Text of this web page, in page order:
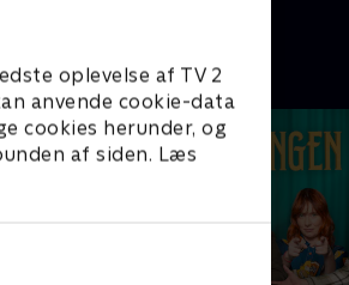
oplevelse af TV 2
anvende cookie-data
cookies herunder, og
af siden. Læs